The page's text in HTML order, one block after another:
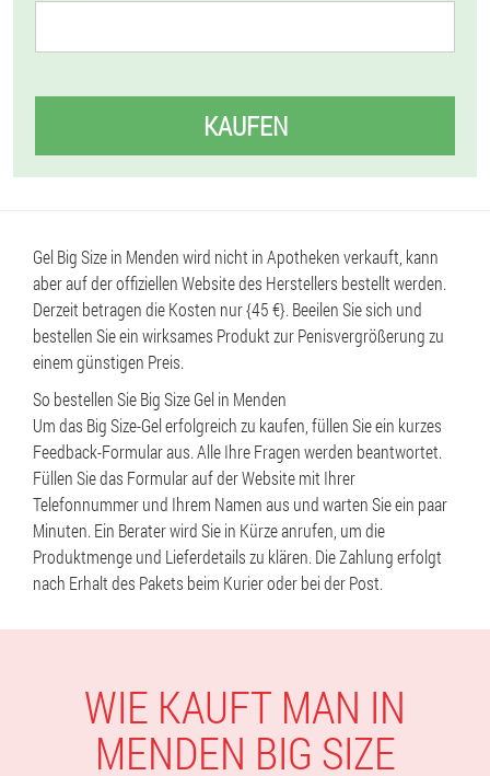
KAUFEN
Gel Big Size in Menden wird nicht in Apotheken verkauft, kann
aber auf der offiziellen Website des Herstellers bestellt werden.
Derzeit betragen die Kosten nur {45 €}. Beeilen Sie sich und
bestellen Sie ein wirksames Produkt zur Penisvergrößerung zu
einem günstigen Preis.
So bestellen Sie Big Size Gel in Menden
Um das Big Size-Gel erfolgreich zu kaufen, füllen Sie ein kurzes
Feedback-Formular aus. Alle Ihre Fragen werden beantwortet.
Füllen Sie das Formular auf der Website mit Ihrer
Telefonnummer und Ihrem Namen aus und warten Sie ein paar
Minuten. Ein Berater wird Sie in Kürze anrufen, um die
Produktmenge und Lieferdetails zu klären. Die Zahlung erfolgt
nach Erhalt des Pakets beim Kurier oder bei der Post.
WIE KAUFT MAN IN
MENDEN BIG SIZE